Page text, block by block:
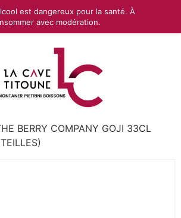
BERRY COMPANY GOJI 33CL
est dangereux pour la santé. À
avec modération.